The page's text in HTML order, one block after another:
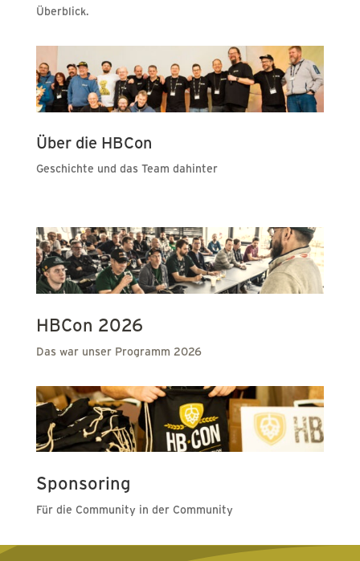
Überblick.
Über die HBCon
Geschichte und das Team dahinter
HBCon 2026
Das war unser Programm 2026
Sponsoring
Für die Community in der Community